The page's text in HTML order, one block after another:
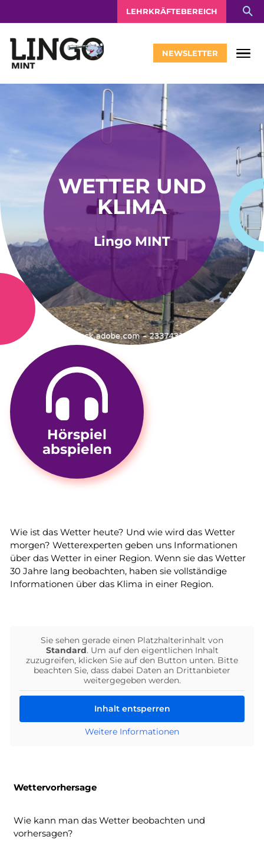
LEHRKRÄFTEBEREICH
NEWSLETTER
WETTER UND
KLIMA
Lingo MINT
Hörspiel
abspielen
Wie ist das Wetter heute? Und wie wird das Wetter
morgen? Wetterexperten geben uns Informationen
über das Wetter in einer Region. Wenn sie das Wetter
30 Jahre lang beobachten, haben sie vollständige
Informationen über das Klima in einer Region.
Sie sehen gerade einen Platzhalterinhalt von
Standard. Um auf den eigentlichen Inhalt
zuzugreifen, klicken Sie auf den Button unten. Bitte
beachten Sie, dass dabei Daten an Drittanbieter
weitergegeben werden.
Inhalt entsperren
Weitere Informationen
Wettervorhersage
Wie kann man das Wetter beobachten und
vorhersagen?